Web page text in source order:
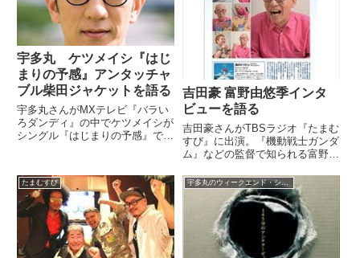
宇多丸 ケツメイシ『はじ
まりの予感』アンタッチャ
ブル柴田ジャケットを語る
宇多丸さんがMXテレビ『バラい
ろダンディ』の中でケツメイシが
シングル『はじまりの予感』でジ
していました。 はじまりの予感
#色んな人に色んなメッセージを
込めてのこれ #ケツメイシ ...
吉田豪 富野由悠季インタ
ビューを語る
吉田豪さんがTBSラジオ『たまむ
すび』に出演。『機動戦士ガンダ
ム』などの監督で知られる富野由
話をしていました。（玉袋筋太
郎）さあさあ、どっから行こうか
ね？豪ちゃん。（小林悠）1（の
筋）から行きますか？どうしま
たまむすび 宇多丸のウィークエンド・シャッフル